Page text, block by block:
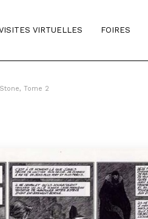
VIRTUELLES FOIRES
Tome 2